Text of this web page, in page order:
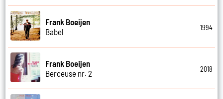
Frank Boeijen
Babel
1994
Frank Boeijen
Berceuse nr. 2
2018